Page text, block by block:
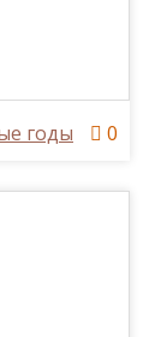
годы 0